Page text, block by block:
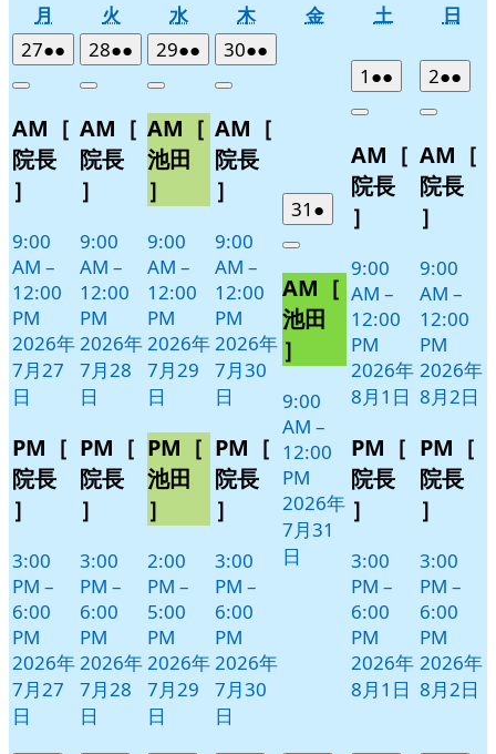
月
曜
日
火
曜
日
水水
曜
日
木木
曜
日
金金
土土
日
日
日
272026
年
月
27
日
●●
件
イ
ベ
ト)
Close
AM［
院長
］
9:00
AM –
12:00
PM
2026年
7月27
日
PM［
院長
］
3:00
PM –
6:00
PM
2026年
7月27
日
282026
年
月
28
日
●●
件
イ
ベ
ト)
Close
AM［
院長
］
9:00
AM –
12:00
PM
2026年
7月28
日
PM［
院長
］
3:00
PM –
6:00
PM
2026年
7月28
日
292026
年
月
29
日
●●
件
イ
ベ
ト)
Close
AM［
池田
］
9:00
AM –
12:00
PM
2026年
7月29
日
PM［
池田
］
2:00
PM –
5:00
PM
2026年
7月29
日
302026
年
月
30
日
●●
件
イ
Close
AM［
院長
］
9:00
AM –
12:00
PM
2026年
7月30
日
PM［
院長
］
3:00
PM –
6:00
PM
2026年
7月30
日
31 2026
年
月
31
日
●
件
イ
ベ
ト)
Close
AM［
池田
］
9:00
AM –
12:00
PM
2026年
7月31
日
1 2026
年
月
1
日
●●
件
イ
ベ
Close
AM［
院長
］
9:00
AM –
12:00
PM
2026年
8月1日
PM［
院長
］
3:00
PM –
6:00
PM
2026年
8月1日
22026
年
月
2
日
●●
件
イ
ベ
Close
AM［
院長
］
9:00
AM –
12:00
PM
2026年
8月2日
PM［
院長
］
3:00
PM –
6:00
PM
2026年
8月2日